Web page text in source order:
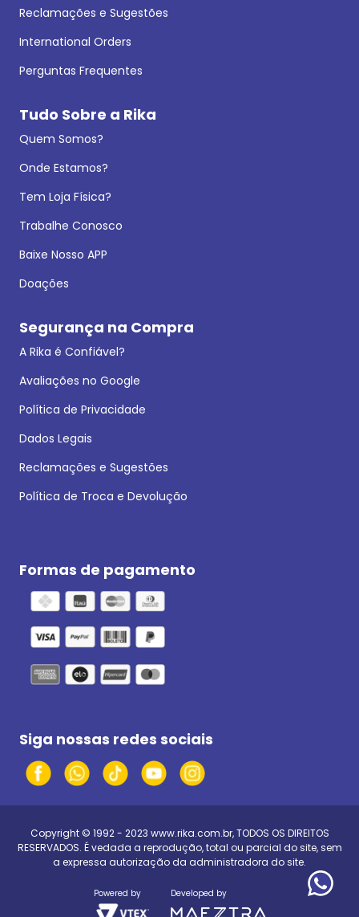
Reclamações e Sugestões
International Orders
Perguntas Frequentes
Tudo Sobre a Rika
Quem Somos?
Onde Estamos?
Tem Loja Física?
Trabalhe Conosco
Baixe Nosso APP
Doações
Segurança na Compra
A Rika é Confiável?
Avaliações no Google
Política de Privacidade
Dados Legais
Reclamações e Sugestões
Política de Troca e Devolução
Formas de pagamento
Siga nossas redes sociais
Copyright © 1992 - 2023 www.rika.com.br, TODOS OS DIREITOS
RESERVADOS. É vedada a reprodução, total ou parcial do site, sem
a expressa autorização da administradora do site.
Powered by Developed by